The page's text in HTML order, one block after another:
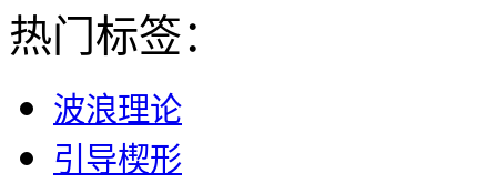
热门标签：
波浪理论
引导楔形